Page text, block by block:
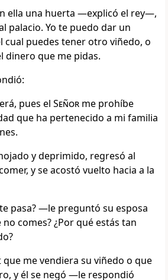
ella una huerta —explicó el rey—,
palacio. Yo te puedo dar un
cual puedes tener otro viñedo, o
dinero que me pidas.
pues el Señor me prohíbe
que ha pertenecido a mi familia
y deprimido, regresó al
y se acostó vuelto hacia a la
pasa? —le preguntó su esposa
comes? ¿Por qué estás tan
me vendiera su viñedo o que
y él se negó —le respondió